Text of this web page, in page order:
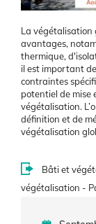
La végétalisation
avantages,
thermique,
il est important
contraintes
potentiel de mise
végétalisation.
définition et de
végétalisation
Bâti et
végétalisation -